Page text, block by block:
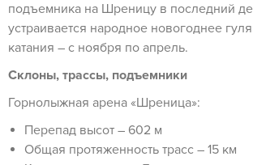
подъемника на Шреницу в последний
устраивается народное новогоднее
катания – с ноября по апрель.
Склоны, трассы, подъемники
Горнолыжная арена «Шреница»:
Перепад высот – 602 м
Общая протяженность трасс – 15 км